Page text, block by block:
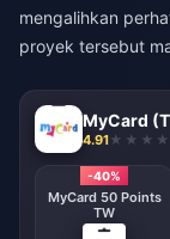
mengalihkan
proyek tersebut
MyCard
4.91
-40%
MyCard 50 Points
TW